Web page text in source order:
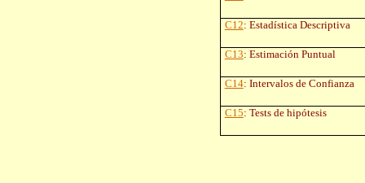
C12: Estadística Descriptiva
C13: Estimación Puntual
C14: Intervalos de Confianza
C15: Testsde hipótesis